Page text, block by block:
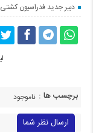
دبیر جدید فدراسیون
برچسب ها : ناموجود
ارسال نظر شما